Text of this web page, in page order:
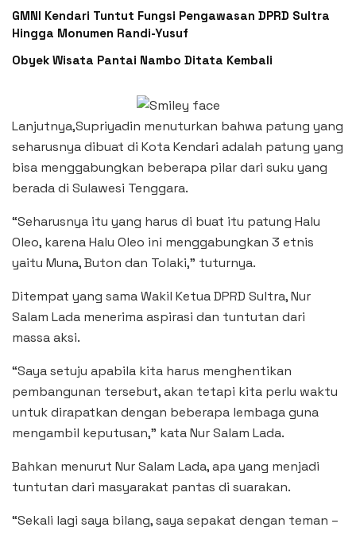
GMNI Kendari Tuntut Fungsi Pengawasan DPRD Sultra
Hingga Monumen Randi-Yusuf ‎
Obyek Wisata Pantai Nambo Ditata Kembali
Lanjutnya,Supriyadin menuturkan bahwa patung yang
seharusnya dibuat di Kota Kendari adalah patung yang
bisa menggabungkan beberapa pilar dari suku yang
berada di Sulawesi Tenggara.
“Seharusnya itu yang harus di buat itu patung Halu
Oleo, karena Halu Oleo ini menggabungkan 3 etnis
yaitu Muna, Buton dan Tolaki,” tuturnya.
Ditempat yang sama Wakil Ketua DPRD Sultra, Nur
Salam Lada menerima aspirasi dan tuntutan dari
massa aksi.
“Saya setuju apabila kita harus menghentikan
pembangunan tersebut, akan tetapi kita perlu waktu
untuk dirapatkan dengan beberapa lembaga guna
mengambil keputusan,” kata Nur Salam Lada.
Bahkan menurut Nur Salam Lada, apa yang menjadi
tuntutan dari masyarakat pantas di suarakan.
“Sekali lagi saya bilang, saya sepakat dengan teman –